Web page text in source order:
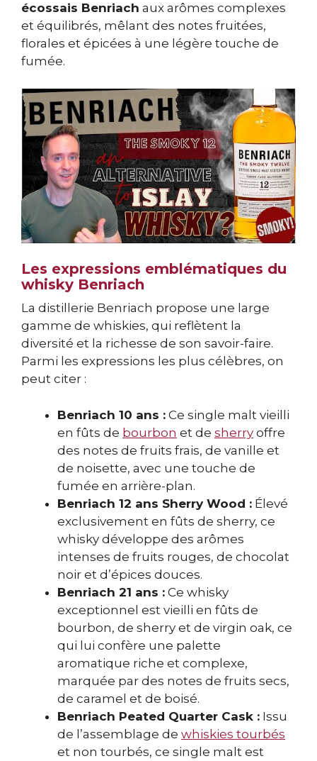
écossais Benriach aux arômes complexes
et équilibrés, mêlant des notes fruitées,
florales et épicées à une légère touche de
fumée.
Les expressions emblématiques du
whisky Benriach
La distillerie Benriach propose une large
gamme de whiskies, qui reflètent la
diversité et la richesse de son savoir-faire.
Parmi les expressions les plus célèbres, on
peut citer :
Benriach 10 ans : Ce single malt vieilli
en fûts de bourbon et de sherry offre
des notes de fruits frais, de vanille et
de noisette, avec une touche de
fumée en arrière-plan.
Benriach 12 ans Sherry Wood : Élevé
exclusivement en fûts de sherry, ce
whisky développe des arômes
intenses de fruits rouges, de chocolat
noir et d’épices douces.
Benriach 21 ans : Ce whisky
exceptionnel est vieilli en fûts de
bourbon, de sherry et de virgin oak, ce
qui lui confère une palette
aromatique riche et complexe,
marquée par des notes de fruits secs,
de caramel et de boisé.
Benriach Peated Quarter Cask : Issu
de l’assemblage de whiskies tourbés
et non tourbés, ce single malt est